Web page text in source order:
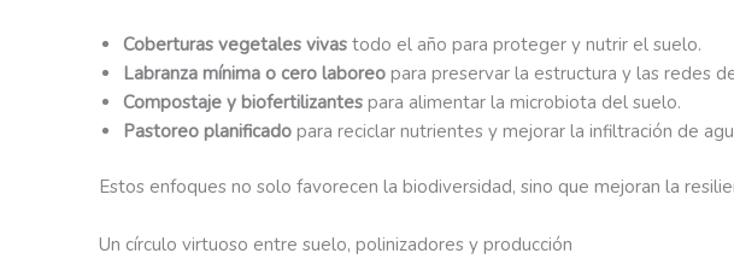
Coberturas vegetales vivas todo el año para proteger y nutrir el suelo.
Labranza mínima o cero laboreo para preservar la estructura y las redes
Compostaje y biofertilizantes para alimentar la microbiota del suelo.
Pastoreo planificado para reciclar nutrientes y mejorar la infiltración de
Estos enfoques no solo favorecen la biodiversidad, sino que mejoran la
Un círculo virtuoso entre suelo, polinizadores y producción